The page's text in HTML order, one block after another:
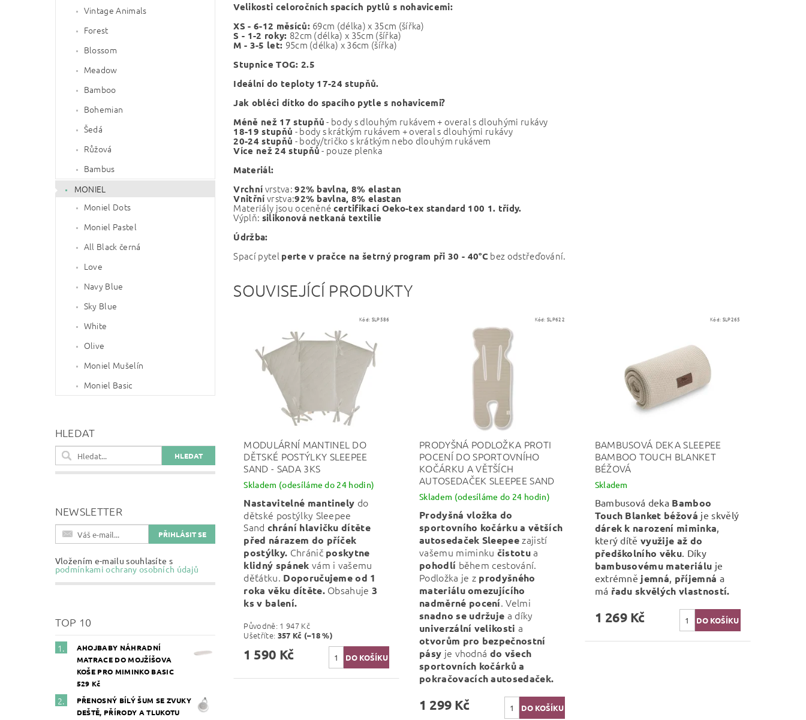
Vintage Animals
Forest
Blossom
Meadow
Bamboo
Bohemian
Šedá
Růžová
Bambus
MONIEL
Moniel Dots
Moniel Pastel
All Black černá
Love
Navy Blue
Sky Blue
White
Olive
Moniel Mušelín
Moniel Basic
HLEDAT
NEWSLETTER
Vložením e-mailu souhlasíte s
podmínkami ochrany osobních údajů
TOP 10
AHOJBABY NÁHRADNÍ
MATRACE DO MOJŽÍŠOVA
KOŠE PRO MIMINKO BASIC
529 Kč
PŘENOSNÝ BÍLÝ ŠUM SE ZVUKY
DEŠTĚ, PŘÍRODY A TLUKOTU
Velikosti celoročních spacích pytlů s nohavicemi:
XS - 6-12 měsíců: 69cm (délka) x 35cm (šířka)
S - 1-2 roky: 82cm (délka) x 35cm (šířka)
M - 3-5 let: 95cm (délka) x 36cm (šířka)
Stupnice TOG: 2.5
Ideální do teploty 17-24 stupňů.
Jak obléci dítko do spacího pytle s nohavicemi?
Méně než 17 stupňů - body s dlouhým rukávem + overal s dlouhými rukávy
18-19 stupňů - body s krátkým rukávem + overal s dlouhými rukávy
20-24 stupňů - body/tričko s krátkým nebo dlouhým rukávem
Více než 24 stupňů- pouze plenka
Materiál:
Vrchní vrstva:92% bavlna, 8% elastan
Vnitřní vrstva:92% bavlna, 8% elastan
Materiály jsou oceněné certifikací Oeko-tex standard 100 1. třídy.
Výplň: silikonová netkaná textilie
Údržba:
Spací pytel perte v pračce na šetrný program při 30 - 40°Cbez odstřeďování.
SOUVISEJÍCÍ PRODUKTY
Kód: SLP586
MODULÁRNÍ MANTINEL DO
DĚTSKÉ POSTÝLKY SLEEPEE
SAND - SADA 3KS
Skladem (odesíláme do 24 hodin)
Nastavitelné mantinely do
dětské postýlky Sleepee
Sand chrání hlavičku dítěte
před nárazem do příček
postýlky. Chránič poskytne
klidný spánek vám i vašemu
děťátku. Doporučujeme od 1
roka věku dítěte. Obsahuje 3
ks v balení.
Původně: 1 947 Kč
Ušetříte: 357 Kč (–18 %)
1 590 Kč
Kód:SLP622
PRODYŠNÁ PODLOŽKA PROTI
POCENÍ DO SPORTOVNÍHO
KOČÁRKU A VĚTŠÍCH
AUTOSEDAČEK SLEEPEE SAND
Skladem (odesíláme do 24 hodin)
Prodyšná vložka do
sportovního kočárku a větších
autosedaček Sleepeezajistí
vašemu miminku čistotua
pohodlí během cestování.
Podložka je z prodyšného
materiálu omezujícího
nadměrné pocení. Velmi
snadno se udržuje a díky
univerzální velikosti a
otvorům pro bezpečnostní
pásy je vhodná do všech
sportovních kočárků a
pokračovacích autosedaček.
1 299 Kč
Kód: SLP265
BAMBUSOVÁ DEKA SLEEPEE
BAMBOO TOUCH BLANKET
BÉŽOVÁ
Skladem
Bambusová deka Bamboo
Touch Blanket béžová je skvělý
dárek k narození miminka
který dítěvyužije až do
předškolního věku . Díky
bambusovému materiálu je
extrémně jemná příjemná a
má řadu skvělých vlastností.
1 269 Kč